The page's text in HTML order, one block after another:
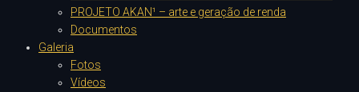
PROJETO AKAN¹ – arte e geração de renda
Documentos
Galeria
Fotos
Vídeos